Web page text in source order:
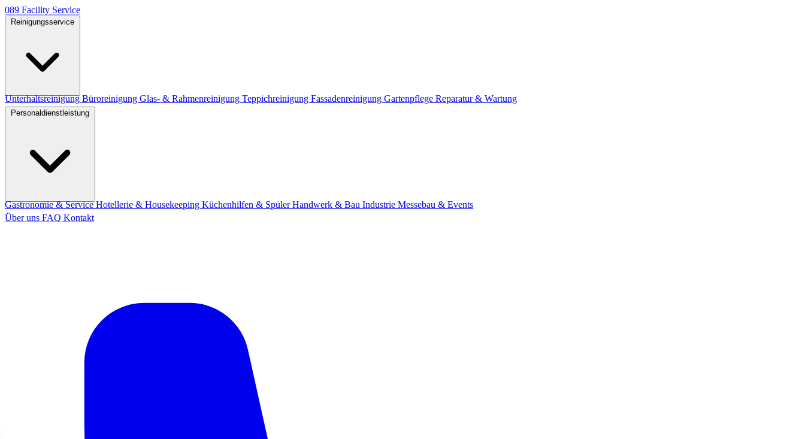
089 Facility Service
UnterhaltsreinigungBüroreinigung Glas- & Rahmenreinigung Teppichreinigung Fassadenreinigung Gartenpflege Reparatur & Wartung
Gastronomie & ServiceHotellerie & Housekeeping Küchenhilfen & SpülerHandwerk & Bau Industrie Messebau & Events
Über uns FAQ Kontakt